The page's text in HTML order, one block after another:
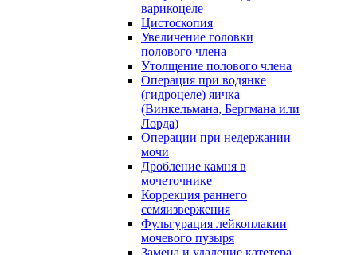
варикоцеле
Цистоскопия
Увеличение головки
полового члена
Утолщение полового члена
Операция при водянке
(гидроцеле) яичка
(Винкельмана, Бергмана или
Лорда)
Операции при недержании
мочи
Дробление камня в
мочеточнике
Коррекция раннего
семяизвержения
Фульгурация лейкоплакии
мочевого пузыря
Замена и удаление катетера